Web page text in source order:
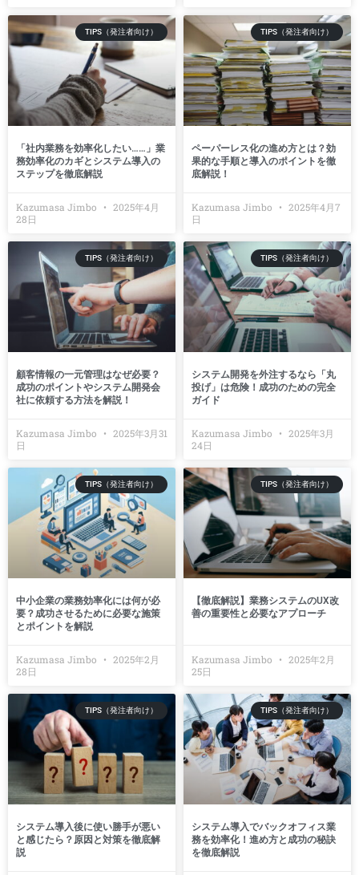
TIPS（発注者向け）
「社内業務を効率化したい……」業
務効率化のカギとシステム導入の
ステップを徹底解説
Kazumasa Jimbo
2025年4月
28日
TIPS（発注者向け）
ペーパーレス化の進め方とは？効
果的な手順と導入のポイントを徹
底解説！
Kazumasa Jimbo
2025年4月7
日
TIPS（発注者向け）
顧客情報の一元管理はなぜ必要？
成功のポイントやシステム開発会
社に依頼する方法を解説！
Kazumasa Jimbo
2025年3月31
日
TIPS（発注者向け）
システム開発を外注するなら「丸
投げ」は危険！成功のための完全
ガイド
Kazumasa Jimbo
2025年3月
24日
TIPS（発注者向け）
中小企業の業務効率化には何が必
要？成功させるために必要な施策
とポイントを解説
Kazumasa Jimbo
2025年2月
28日
TIPS（発注者向け）
【徹底解説】業務システムのUX改
善の重要性と必要なアプローチ
Kazumasa Jimbo
2025年2月
25日
TIPS（発注者向け）
システム導入後に使い勝手が悪い
と感じたら？原因と対策を徹底解
説
TIPS（発注者向け）
システム導入でバックオフィス業
務を効率化！進め方と成功の秘訣
を徹底解説